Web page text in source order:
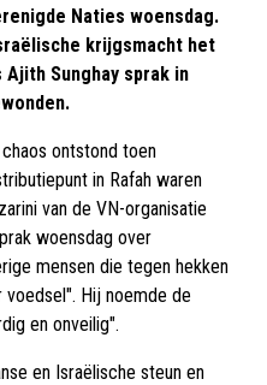
Naties woensdag.
krijgsmacht het
Sunghay sprak in
ontstond toen
in Rafah waren
van de VN-organisatie
woensdag over
mensen die tegen hekken
voedsel". Hij noemde de
en onveilig".
en Israëlische steun en